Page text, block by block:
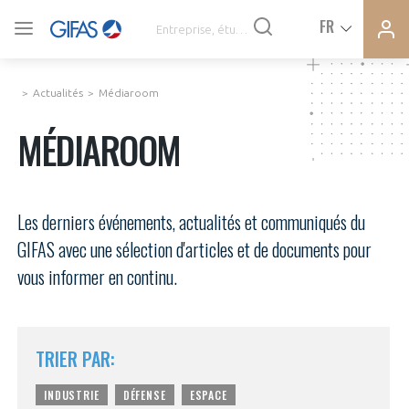
FR
SYNTHÈSE DE PRESSE
COMMUNIQUÉS DE PRESSE
Actualités Médiaroom
MÉDIAROOM
Les derniers événements, actualités et communiqués du
GIFAS avec une sélection d'articles et de documents pour
vous informer en continu.
TRIER PAR:
INDUSTRIE DÉFENSE
ESPACE
VOUS ÊTES ADHÉRENTS
CONNEXION
PAS ENCORE ADHÉRENT ?
VOUS ÊTES UN PROFESSIONNEL DE LA FILIÈRE ?
DEMANDE D’ADHÉSION